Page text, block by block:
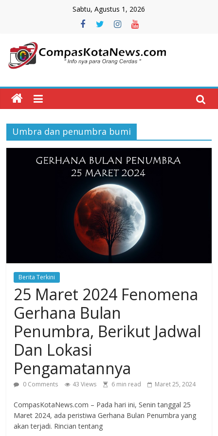
Sabtu, Agustus 1, 2026
Compas
Kota
News
CompasKotaNews.com
berita
ringan,
mudah
mengerti
dan
dapat
percaya.
Berita
yang
disajikan
CompasKotaNews.com
sejak
Umbra dan penumbra bumi
Berita Terkini
25 Maret 2024 Fenomena
Gerhana Bulan
Penumbra, Berikut Jadwal
Dan Lokasi
Pengamatannya
0 Comments 43 Views 6 min read Maret 25, 2024
CompasKotaNews.com – Pada hari ini, Senin tanggal 25
Maret 2024, ada peristiwa Gerhana Bulan Penumbra yang
akan terjadi. Rincian tentang